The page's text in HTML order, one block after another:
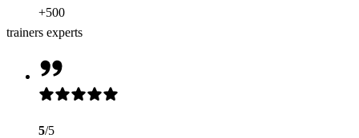
+500
trainers experts
5/5